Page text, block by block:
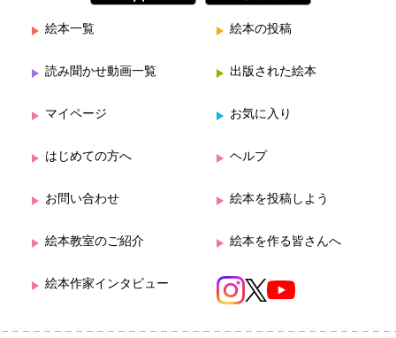
絵本一覧 絵本の投稿
読み聞かせ動画一覧 出版された絵本
マイページ お気に入り
はじめての方へ ヘルプ
お問い合わせ 絵本を投稿しよう
絵本教室のご紹介 絵本を作る皆さんへ
絵本作家インタビュー